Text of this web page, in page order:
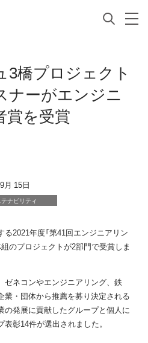
橋プロジェクト
ナーがエンジニ
賞を受賞
月 15日
ナビリティ
2021年度「第41回エンジニアリン
のプロジェクトが2部門で受賞しま
ゼネコンやエンジニアリング、鉄
業・団体から推薦を募り決定される
の発展に貢献したグループと個人に
彰14件が選出されました。